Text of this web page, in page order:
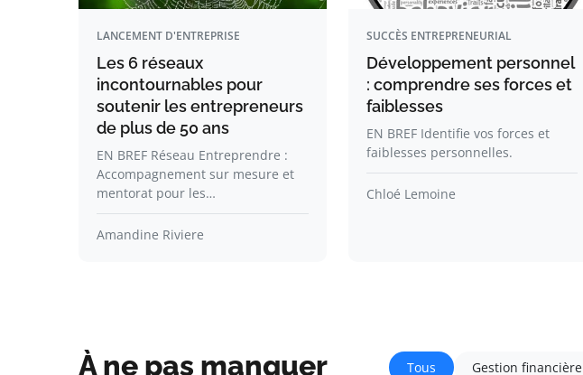
LANCEMENT D'ENTREPRISE
Les 6 réseaux
incontournables pour
soutenir les entrepreneurs
de plus de 50 ans
EN BREF Réseau Entreprendre :
Accompagnement sur mesure et
mentorat pour les…
Amandine Riviere
SUCCÈS ENTREPRENEURIAL
Développement personnel
: comprendre ses forces et
faiblesses
EN BREF Identifie vos forces et
faiblesses personnelles.
Chloé Lemoine
À ne pas manquer Tous Gestion financière